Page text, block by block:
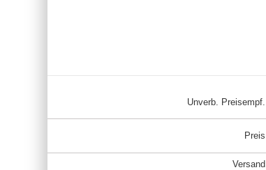
Unverb. Preisempf.
Preis
Versand